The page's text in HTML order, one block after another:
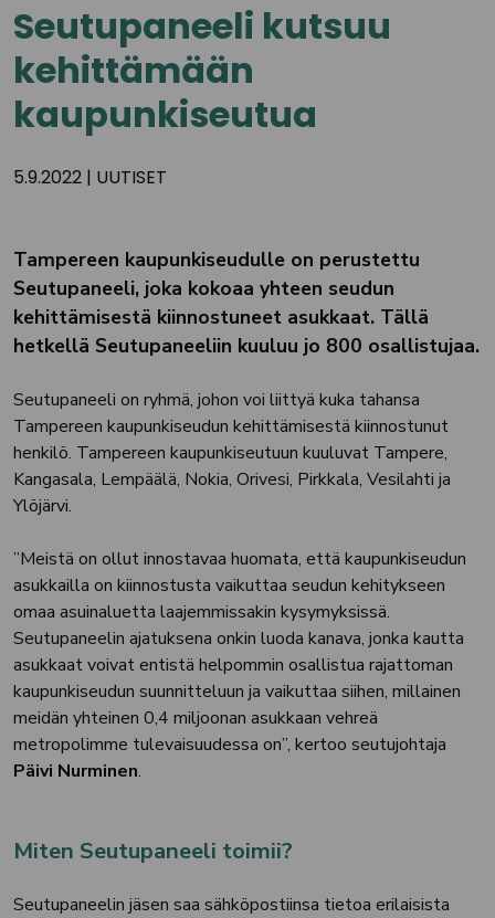
Seutupaneeli kutsuu
kehittämään
kaupunkiseutua
5.9.2022 | UUTISET
Tampereen kaupunkiseudulle on perustettu
Seutupaneeli, joka kokoaa yhteen seudun
kehittämisestä kiinnostuneet asukkaat. Tällä
hetkellä Seutupaneeliin kuuluu jo 800 osallistujaa.
Seutupaneeli on ryhmä, johon voi liittyä kuka tahansa
Tampereen kaupunkiseudun kehittämisestä kiinnostunut
henkilö. Tampereen kaupunkiseutuun kuuluvat Tampere,
Kangasala, Lempäälä, Nokia, Orivesi, Pirkkala, Vesilahti ja
Ylöjärvi.
”Meistä on ollut innostavaa huomata, että kaupunkiseudun
asukkailla on kiinnostusta vaikuttaa seudun kehitykseen
omaa asuinaluetta laajemmissakin kysymyksissä.
Seutupaneelin ajatuksena onkin luoda kanava, jonka kautta
asukkaat voivat entistä helpommin osallistua rajattoman
kaupunkiseudun suunnitteluun ja vaikuttaa siihen, millainen
meidän yhteinen 0,4 miljoonan asukkaan vehreä
metropolimme tulevaisuudessa on”, kertoo seutujohtaja
Päivi Nurminen.
Miten Seutupaneeli toimii?
Seutupaneelin jäsen saa sähköpostiinsa tietoa erilaisista